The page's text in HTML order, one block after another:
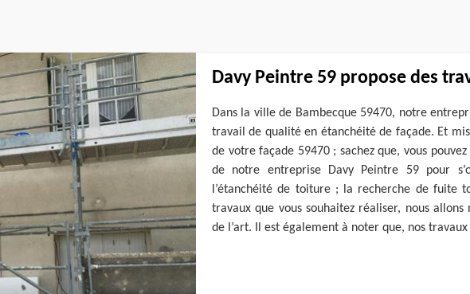
Davy Peintre 59 propose des
Dans la ville de Bambecque 59470, notre
travail de qualité en étanchéité de façade. Et
de votre façade 59470 ; sachez que, vous
de notre entreprise Davy Peintre 59 pour
l’étanchéité de toiture ; la recherche de fuite
travaux que vous souhaitez réaliser, nous
de l’art. Il est également à noter que, nos